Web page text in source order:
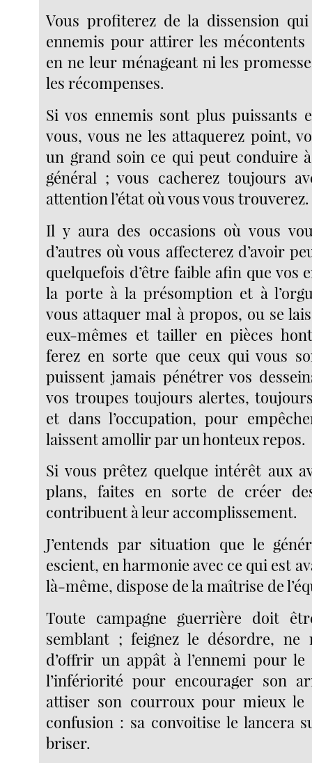
Vous profiterez de la dissension
ennemis pour attirer les
en ne leur ménageant ni les
les récompenses.
Si vos ennemis sont plus puissants
vous, vous ne les attaquerez point,
un grand soin ce qui peut conduire
général ; vous cacherez toujours
attention l’état où vous vous trouverez.
Il y aura des occasions où vous
d’autres où vous affecterez d’avoir
quelquefois d’être faible afin que vos
la porte à la présomption et à
vous attaquer mal à propos, ou se
eux-mêmes et tailler en pièces
ferez en sorte que ceux qui vous
puissent jamais pénétrer vos
vos troupes toujours alertes,
et dans l’occupation, pour
laissent amollir par un honteux repos.
Si vous prêtez quelque intérêt aux
plans, faites en sorte de créer
contribuent à leur accomplissement.
J’entends par situation que le
escient, en harmonie avec ce qui est
là-même, dispose de la maîtrise de
Toute campagne guerrière doit
semblant ; feignez le désordre, ne
d’offrir un appât à l’ennemi pour
l’infériorité pour encourager son
attiser son courroux pour mieux le
confusion : sa convoitise le lancera
briser.